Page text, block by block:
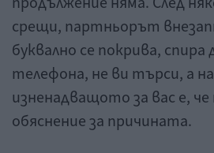
срещи, партньорът
буквално се покрива, спира
телефона, не ви търси, а
изненадващото за вас е,
обяснение за причината.